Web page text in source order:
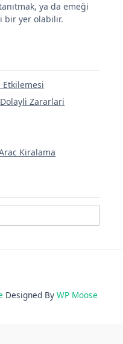
ya da emeği
bir yer olabilir.
Zararlari
Kiralama
Designed By WP Moose